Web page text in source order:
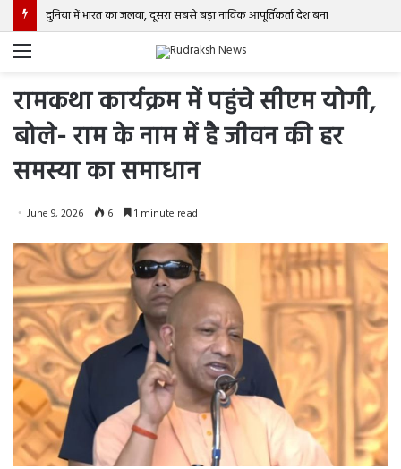
दुनिया में भारत का जलवा, दूसरा सबसे बड़ा नाविक आपूर्तिकर्ता देश बना
Menu
रामकथा कार्यक्रम में पहुंचे सीएम योगी,
बोले- राम के नाम में है जीवन की हर
समस्या का समाधान
June 9, 2026 6 1 minute read